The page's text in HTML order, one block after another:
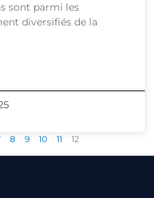
sont parmi les
diversifiés de la
8 9 10 11 12